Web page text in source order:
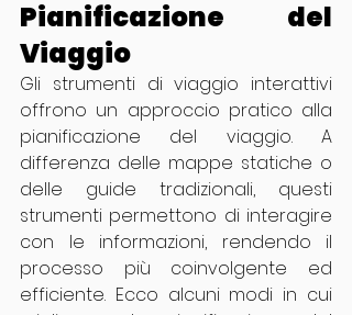
Pianificazione del
Viaggio
Gli strumenti di viaggio interattivi
offrono un approccio pratico alla
pianificazione del viaggio. A
differenza delle mappe statiche o
delle guide tradizionali, questi
strumenti permettono di interagire
con le informazioni, rendendo il
processo più coinvolgente ed
efficiente. Ecco alcuni modi in cui